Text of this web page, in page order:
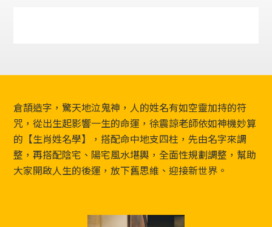
Footer
倉頡造字，驚天地泣鬼神，人的姓名有如空靈加持的符
咒，從出生起影響一生的命運，徐震諒老師依如神機妙算
的【生肖姓名學】，搭配命中地支四柱，先由名字來調
整，再搭配陰宅、陽宅風水堪輿，全面性規劃調整，幫助
大家開啟人生的後運，放下舊思維、迎接新世界。